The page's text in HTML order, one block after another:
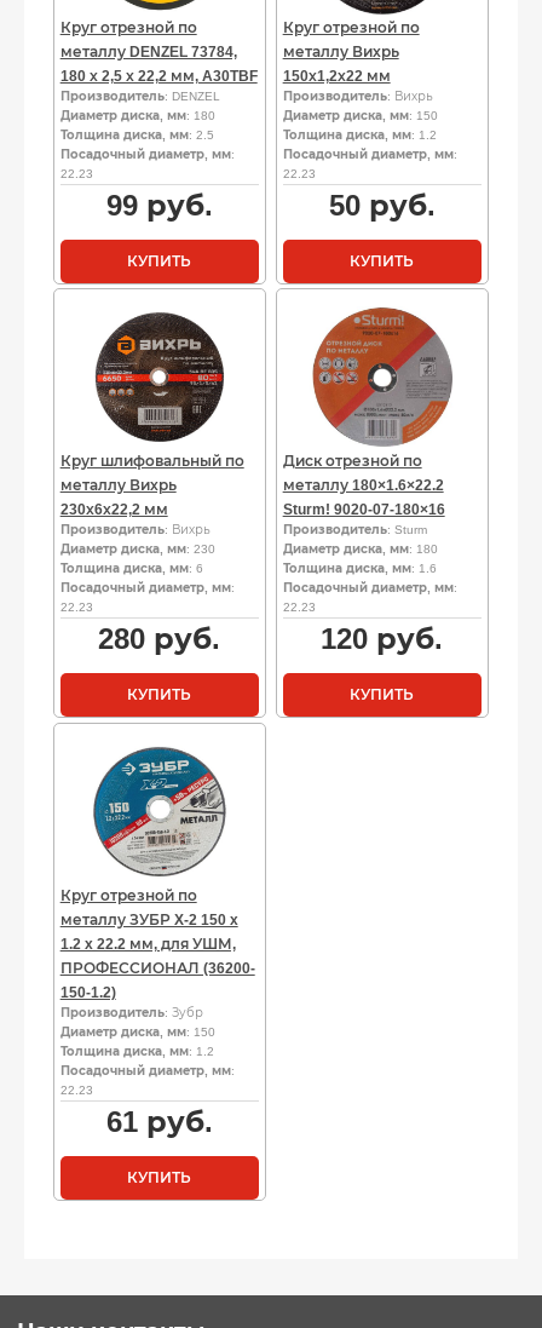
Круг отрезной по
металлу DENZEL 73784,
180 х 2,5 х 22,2 мм, A30TBF
Производитель: DENZEL
Диаметр диска, мм: 180
Толщина диска, мм: 2.5
Посадочный диаметр, мм:
22.23
99руб.
КУПИТЬ
Круг отрезной по
металлу Вихрь
150х1,2х22 мм
Производитель: Вихрь
Диаметр диска, мм: 150
Толщина диска, мм: 1.2
Посадочный диаметр, мм:
22.23
50руб.
КУПИТЬ
Круг шлифовальный по
металлу Вихрь
230х6х22,2 мм
Производитель: Вихрь
Диаметр диска, мм: 230
Толщина диска, мм: 6
Посадочный диаметр, мм:
22.23
280 руб.
КУПИТЬ
Диск отрезной по
металлу 180×1.6×22.2
Sturm! 9020-07-180×16
Производитель: Sturm
Диаметр диска, мм: 180
Толщина диска, мм: 1.6
Посадочный диаметр, мм:
22.23
120 руб.
КУПИТЬ
Круг отрезной по
металлу ЗУБР X-2 150 x
1.2 x 22.2 мм, для УШМ,
ПРОФЕССИОНАЛ (36200-
150-1.2)
Производитель: Зубр
Диаметр диска, мм: 150
Толщина диска, мм: 1.2
Посадочный диаметр, мм:
22.23
61руб.
КУПИТЬ